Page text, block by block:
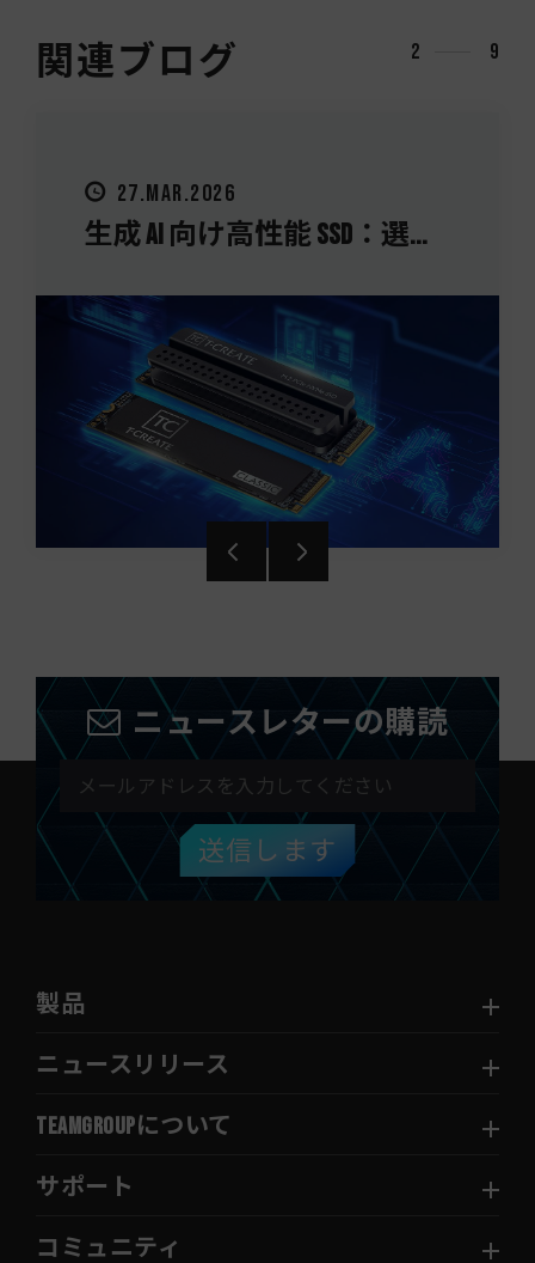
関連ブログ 3 9
27.MAR.2026
生成 AI 向け高性能 SSD：選...
ニュースレターの購読
送信します
製品
ニュースリリース
TEAMGROUPについて
サポート
コミュニティ